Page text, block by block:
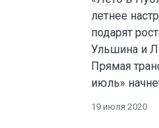
летнее
подарят
Ульшина и
Прямая
июль»
19 июля 2020